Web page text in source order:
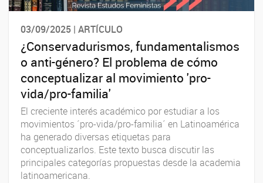
03/09/2025 | ARTÍCULO
¿Conservadurismos, fundamentalismos
o anti-género? El problema de cómo
conceptualizar al movimiento 'pro-
vida/pro-familia'
El creciente interés académico por estudiar a los
movimientos ´pro-vida/pro-familia´ en Latinoamérica
ha generado diversas etiquetas para
conceptualizarlos. Este texto busca discutir las
principales categorías propuestas desde la academia
latinoamericana.